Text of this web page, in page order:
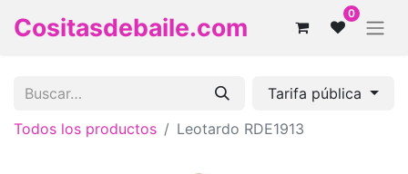
Cositasdebaile.com 0
Tarifa pública
Todos los productos
Leotardo RDE1913